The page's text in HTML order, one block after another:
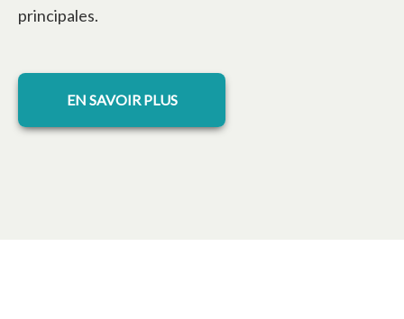
principales.
EN SAVOIR PLUS